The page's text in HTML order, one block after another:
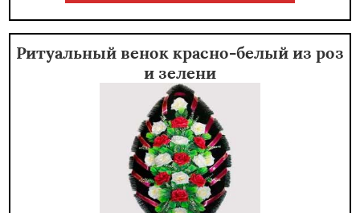
Ритуальный венок красно-белый из роз
и зелени